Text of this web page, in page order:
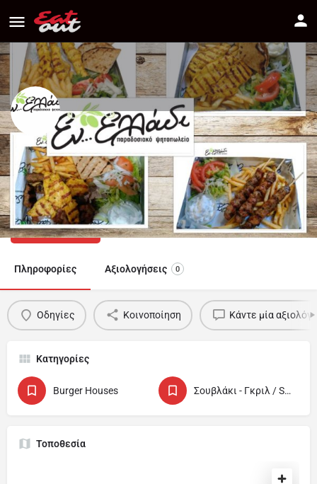
ΕΝ ΕΛΛΑΔΙ
Διεύθυνση
28th October 4, Engomi Πως να πάτε
70000221
Πληροφορίες Αξιολογήσεις 0
Οδηγίες Κοινοποίηση Κάντε μία
Κατηγορίες
Burger Houses Σουβλάκι - Γκριλ / Souvlaki - Grill
Τοποθεσία